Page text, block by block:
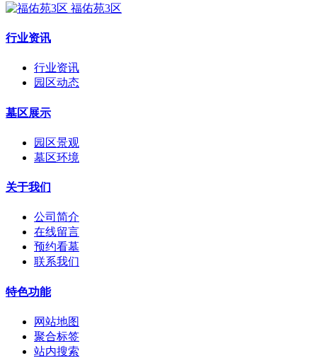
福佑苑3区
行业资讯
行业资讯
园区动态
墓区展示
园区景观
墓区环境
关于我们
公司简介
在线留言
预约看墓
联系我们
特色功能
网站地图
聚合标签
站内搜索